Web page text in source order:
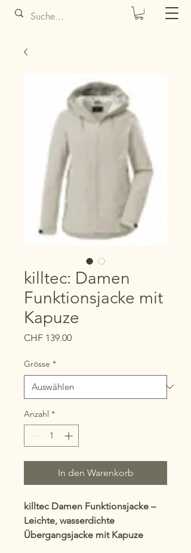
killtec: Damen
Funktionsjacke mit
Kapuze
CHF 139.00Preis
Grösse *
Anzahl *
In den Warenkorb
killtec Damen Funktionsjacke –
Leichte, wasserdichte
Übergangsjacke mit Kapuze